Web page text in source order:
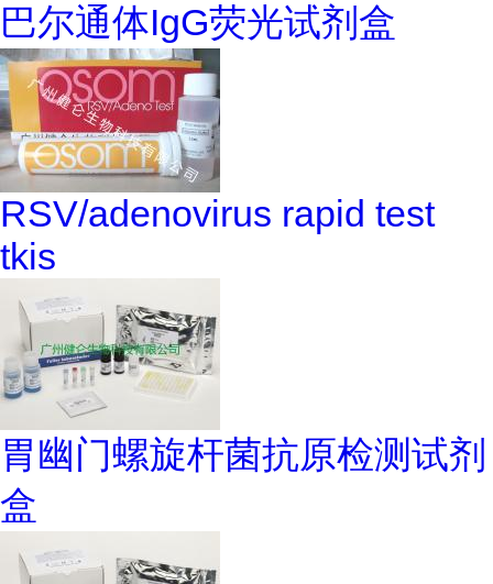
巴尔通体IgG荧光试剂盒
RSV/adenovirus rapid test
tkis
胃幽门螺旋杆菌抗原检测试剂
盒